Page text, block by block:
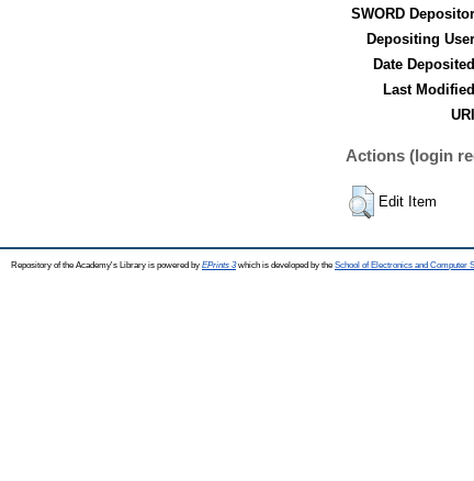
SWORD
Depositing
Date
Last
Actions (login
Edit Item
Repository of the Academy's Library is powered by EPrints 3which is developed by the School of Electronics and Computer